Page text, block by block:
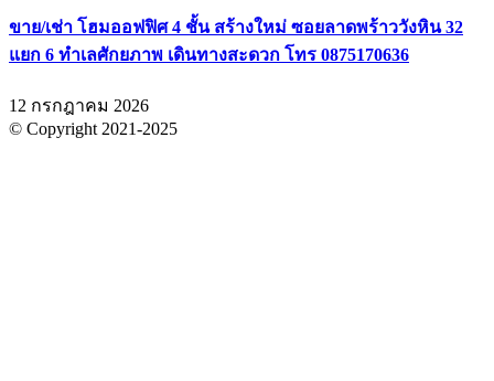
ขาย/เช่า โฮมออฟฟิศ 4 ชั้น สร้างใหม่ ซอยลาดพร้าววังหิน 32
แยก 6 ทำเลศักยภาพ เดินทางสะดวก โทร 0875170636
12 กรกฎาคม 2026
© Copyright 2021-2025